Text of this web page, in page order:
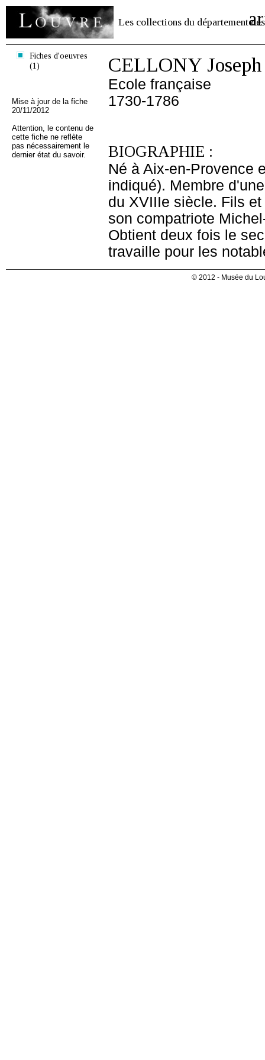
Les collections du département des
Fiches d'oeuvres
(1)
Mise à jour de la fiche
20/11/2012
Attention, le contenu de
cette fiche ne reflète
pas nécessairement le
dernier état du savoir.
CELLONY Joseph
Ecole française
1730-1786
BIOGRAPHIE :
Né à Aix-en-Provence
indiqué). Membre
du XVIIIe siècle. Fils
son compatriote
Obtient deux fois le
travaille pour les
© 2012 - Musée du